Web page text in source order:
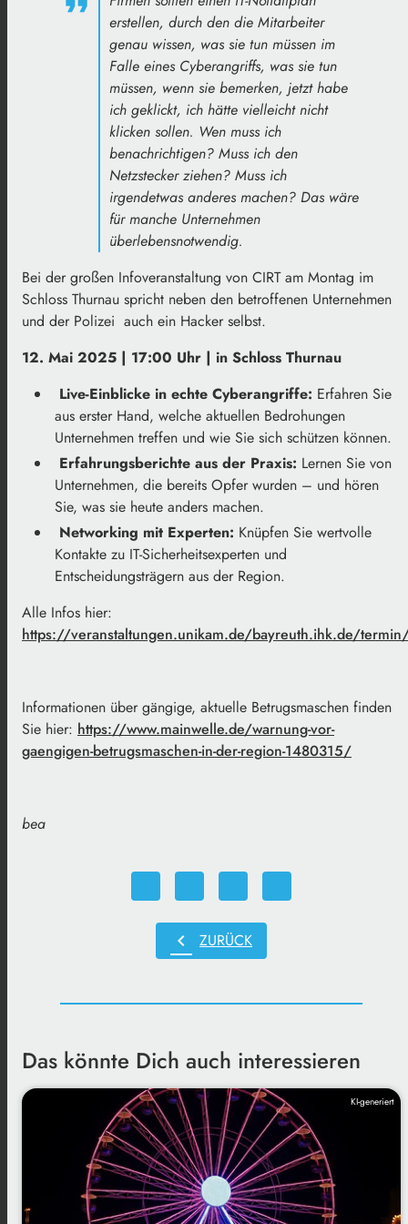
erstellen, durch den die Mitarbeiter
genau wissen, was sie tun müssen im
Falle eines Cyberangriffs, was sie tun
müssen, wenn sie bemerken, jetzthabe
ich geklickt, ich hätte vielleichtnicht
klicken sollen. Wen muss ich
benachrichtigen? Muss ich den
Netzsteckerziehen? Muss ich
irgendetwas anderes machen? Das wäre
für manche Unternehmen
überlebensnotwendig.
Bei der großen Infoveranstaltung von CIRT am Montag im
Schloss Thurnau spricht neben den betroffenen Unternehmen
und der Polizei auch ein Hacker selbst.
12. Mai 2025 | 17:00 Uhr | in Schloss Thurnau
Live-Einblicke in echte Cyberangriffe: Erfahren Sie
aus erster Hand, welche aktuellen Bedrohungen
Unternehmen treffen und wie Sie sich schützen können.
Erfahrungsberichte aus der Praxis: Lernen Sie von
Unternehmen, die bereits Opfer wurden – und hören
Sie, was sie heute anders machen.
Networking mit Experten: Knüpfen Sie wertvolle
Kontakte zu IT-Sicherheitsexperten und
Entscheidungsträgern aus der Region.
Alle Infos hier:
https://veranstaltungen.unikam.de/bayreuth.ihk.de/
Informationen über gängige, aktuelle Betrugsmaschen finden
Sie hier: https://www.mainwelle.de/warnung-vor-
gaengigen-betrugsmaschen-in-der-region-1480315/
bea
chevron_left ZURÜCK
Das könnte Dich auch interessieren
KI-generiert